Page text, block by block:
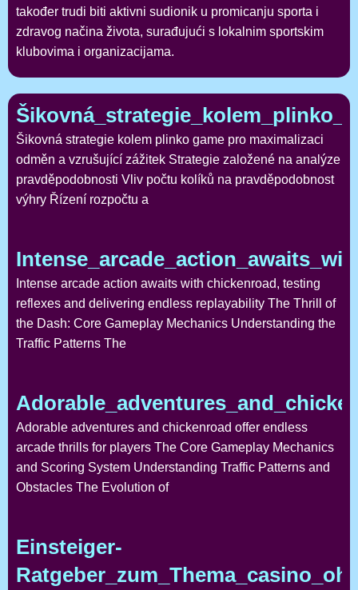
također trudi biti aktivni sudionik u promicanju sporta i
zdravog načina života, surađujući s lokalnim sportskim
klubovima i organizacijama.
Šikovná strategie kolem plinko game pro maximalizaci
odměn a vzrušující zážitek Strategie založené na analýze
pravděpodobnosti Vliv počtu kolíků na pravděpodobnost
výhry Řízení rozpočtu a
Intense arcade action awaits with chickenroad, testing
reflexes and delivering endless replayability The Thrill of
the Dash: Core Gameplay Mechanics Understanding the
Traffic Patterns The
Adorable adventures and chickenroad offer endless
arcade thrills for players The Core Gameplay Mechanics
and Scoring System Understanding Traffic Patterns and
Obstacles The Evolution of
Einsteiger-